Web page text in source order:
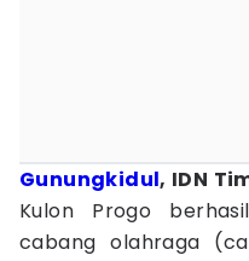
Gunungkidul, IDN
Kulon Progo
cabang olahraga